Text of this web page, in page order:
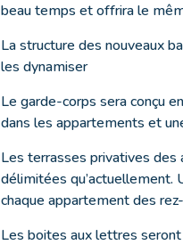
beau temps et offrira le
La structure des nouveaux
les dynamiser
Le garde-corps sera conçu
dans les appartements et
Les terrasses privatives
délimitées qu’actuellement.
chaque appartement des
Les boites aux lettres seront